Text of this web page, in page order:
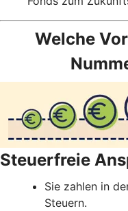
Welche
Steuerfreie
Sie zahlen in
Steuern.